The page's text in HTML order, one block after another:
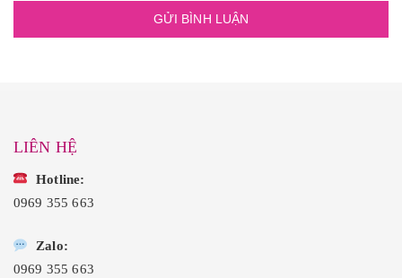
LIÊN HỆ
Hotline:
0969 355 663
Zalo:
0969 355 663